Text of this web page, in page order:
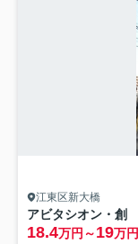
江東区新大橋
アビタシオン・創
18.4万円～19万円